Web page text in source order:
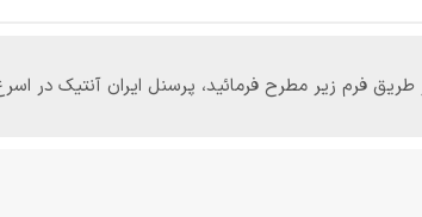
از طریق فرم زیر مطرح فرمائید، پرسنل ایران